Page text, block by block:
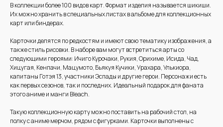
В коллекции более 100 видов карт. Формат изделия называется шикиши.
Их можно хранить в специальных листах в альбоме для коллекционных
карт или биндерах.
Карточки делятся по редкостям и имеют свою тематику изображения, а
также стиль рисовки. В наборе вам могут встретиться арты со
следующими героями: Ичиго Курочаки, Рукия, Орихиме, Исида, Чад,
Хицугая, Кенпачи, Мацумото, Бьякуя Кучики, Урахара, Улькиора,
капитаны Готэя 13, участники Эспады и другие герои. Персонажи есть
как первых сезонов, так и последних. Идеальный подарок для фаната
этого аниме и манги Bleach.
Такую коллекционную карту можно поставить на рабочий стол, на
полку с аниме мерчом, рядом с фигурками. Карточки выполнены с